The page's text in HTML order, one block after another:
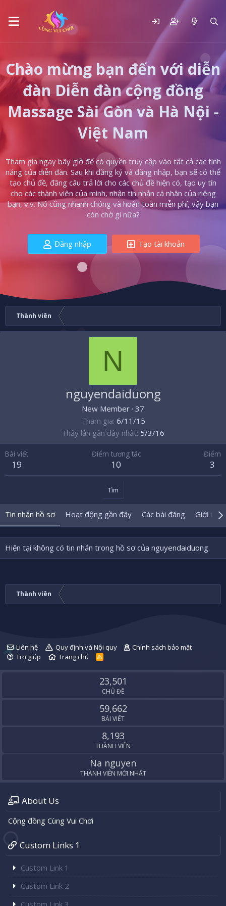
Chào mừng bạn đến với diễn
đàn Diễn đàn cộng đồng
Massage Sài Gòn và Hà Nội -
Việt Nam
Tham gia ngay bây giờ để có quyền truy cập vào tất cả các tính
năng của diễn đàn. Sau khi đăng ký và đăng nhập, bạn sẽ có thể
tạo chủ đề, đăng câu trả lời cho các chủ đề hiện có, tạo uy tín
cho các thành viên của mình, nhận tin nhắn cá nhân của riêng
bạn, v.v. Nó cũng nhanh chóng và hoàn toàn miễn phí, vậy bạn
còn chờ gì nữa?
Đăng nhập Tạo tài khoản
Thành viên
N
nguyendaiduong
New Member · 37
Tham gia 6/11/15
Thấy lần gần đây nhất 5/3/16
Bài viết
19
Điểm tương tác
10
Điểm
3
Tìm
Tin nhắn hồ sơ Hoạt động gần đây Các bài đăng Giới
Hiện tại không có tin nhắn trong hồ sơ của nguyendaiduong.
Thành viên
Liên hệ Quy định và Nội quy
Chính sách bảo mật
Trợ giúp
Trang chủ
R
S
23,501
CHỦ ĐỀ
59,662
BÀI VIẾT
8,193
THÀNH VIÊN
Na nguyen
THÀNH VIÊN MỚI NHẤT
About Us
Cộng đồng Cùng Vui Chơi
Custom Links 1
Custom Link 1
Custom Link 2